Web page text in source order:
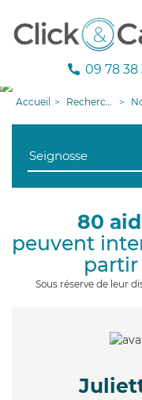
09 78 38
Accueil Recherche aide à domicile
80
peuvent
partir
Sous réserve de leur